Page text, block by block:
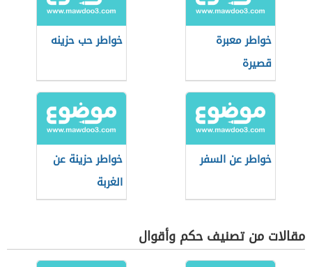
خواطر معبرة
قصيرة
خواطر حب حزينه
خواطر عن السفر
خواطر حزينة عن
الغربة
مقالات من تصنيف حكم وأقوال